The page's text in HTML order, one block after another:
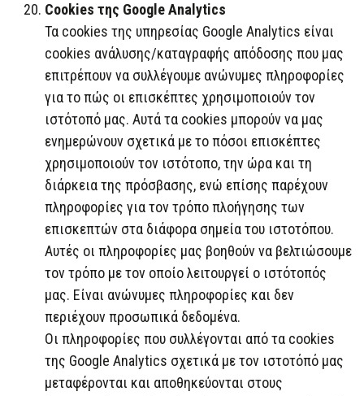
Cookies της Google Analytics
Τα cookies της υπηρεσίας Google Analytics είναι
cookies ανάλυσης/καταγραφής απόδοσης που μας
επιτρέπουν να συλλέγουμε ανώνυμες πληροφορίες
για το πώς οι επισκέπτες χρησιμοποιούν τον
ιστότοπό μας. Αυτά τα cookies μπορούν να μας
ενημερώνουν σχετικά με το πόσοι επισκέπτες
χρησιμοποιούν τον ιστότοπο, την ώρα και τη
διάρκεια της πρόσβασης, ενώ επίσης παρέχουν
πληροφορίες για τον τρόπο πλοήγησης των
επισκεπτών στα διάφορα σημεία του ιστοτόπου.
Αυτές οι πληροφορίες μας βοηθούν να βελτιώσουμε
τον τρόπο με τον οποίο λειτουργεί ο ιστότοπός
μας. Είναι ανώνυμες πληροφορίες και δεν
περιέχουν προσωπικά δεδομένα.
Οι πληροφορίες που συλλέγονται από τα cookies
της Google Analytics σχετικά με τον ιστοτόπό μας
μεταφέρονται και αποθηκεύονται στους